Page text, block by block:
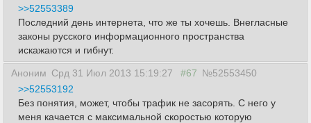
>>52553389
Последний день интернета, что же ты хочешь. Внегласные
законы русского информационного пространства
искажаются и гибнут.
Аноним Срд 31 Июл 2013 15:19:27 #67 №52553450
>>52553192
Без понятия, может, чтобы трафик не засорять. С него у
меня качается с максимальной скоростью которую